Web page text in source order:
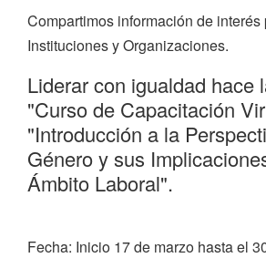
Compartimos información de interés
Instituciones y Organizaciones.
Liderar con igualdad hace
"Curso de Capacitación
"Introducción a la
Género y sus
Ámbito Laboral".
Fecha: Inicio 17 de marzo hasta el